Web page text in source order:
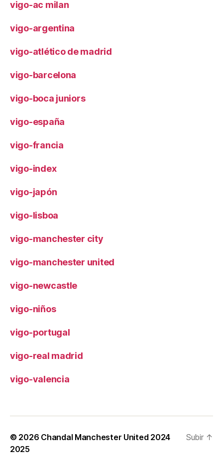
vigo-ac milan
vigo-argentina
vigo-atlético de madrid
vigo-barcelona
vigo-boca juniors
vigo-españa
vigo-francia
vigo-index
vigo-japón
vigo-lisboa
vigo-manchester city
vigo-manchester united
vigo-newcastle
vigo-niños
vigo-portugal
vigo-real madrid
vigo-valencia
© 2026 Chandal Manchester United 2024
2025
Subir ↑